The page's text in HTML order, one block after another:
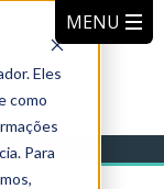
Eles
como
Para